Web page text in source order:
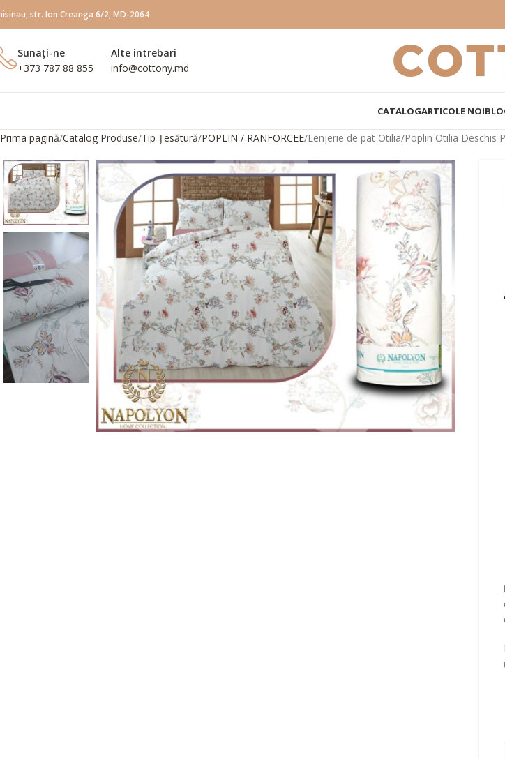
str. Ion Creanga 6/2, MD-2064
Sunați-ne
+373 787 88 855
Alte intrebari
info@сottony.md
CATALOGARTICOLE NOI
Prima pagină Catalog Produse Tip Țesătură POPLIN / RANFORCEE Lenjerie de pat Otilia/Poplin Otilia Deschis